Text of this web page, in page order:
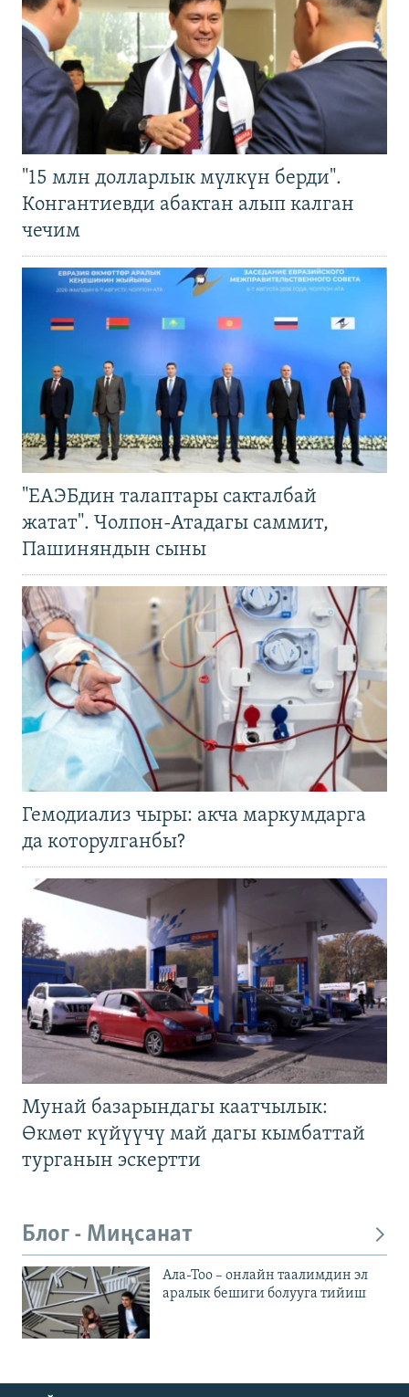
"15 млн долларлык мүлкүн берди".
Конгантиевди абактан алып калган
чечим
"ЕАЭБдин талаптары сакталбай
жатат". Чолпон-Атадагы саммит,
Пашиняндын сыны
Гемодиализ чыры: акча маркумдарга
да которулганбы?
Мунай базарындагы каатчылык:
Өкмөт күйүүчү май дагы кымбаттай
турганын эскертти
Блог - Миңсанат
Ала-Тоо – онлайн таалимдин эл
аралык бешиги болууга тийиш